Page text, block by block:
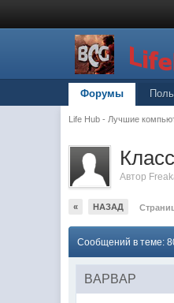
Форумы
Life Hub - Лучшие
Автор
« НАЗАД
Сообщений в теме:
BAPBAP